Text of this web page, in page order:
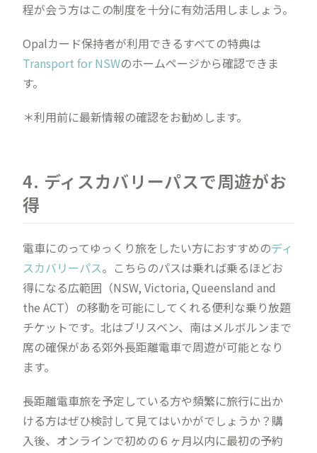
程が会う方はこの制度を十分に有効活用しましょう。
Opalカード保持者が利用できるすべての特典は
Transport for NSWのホームページから確認できま
す。
＊利用前に最新情報の確認をお勧めします。
4. ディスカバリーパスで周遊がお
得
電車にのってゆっくり旅をしたい方におすすめのディ
スカバリーパス。こちらのパスは乗れば乗るほどお
得になる広範囲（NSW, Victoria, Queensland and
the ACT）の移動を可能にしてくれる便利な乗り放題
チケットです。北はブリスベン、南はメルボルンまで
席の確保がある郊外長距離電車で周遊が可能となり
ます。
長距離電車旅を予定している方や頻繁に旅行に出か
ける方はぜひ検討して見てはいかがでしょうか？購
入後、オンラインで初めの６ヶ月以内に最初の予約